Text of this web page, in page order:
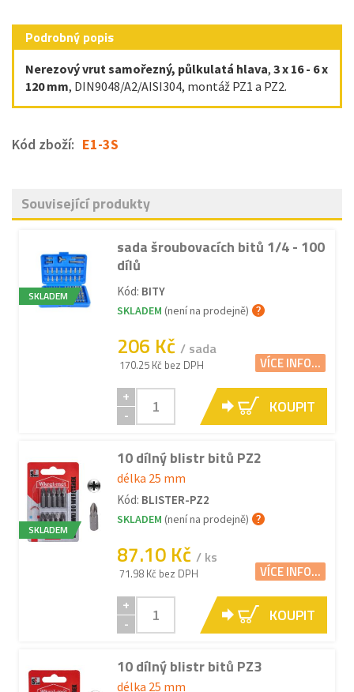
Podrobný popis
Nerezový vrut samořezný, půlkulatá hlava, 3 x 16 - 6 x
120 mm, DIN9048/A2/AISI304, montáž PZ1 a PZ2.
Kód zboží: E1-3S
Související produkty
SKLADEM
sada šroubovacích bitů 1/4 - 100
dílů
Kód: BITY
SKLADEM (není na prodejně)
206 Kč / sada
170.25 Kč bez DPH VÍCE INFO...
+
-
KOUPIT
SKLADEM
10 dílný blistr bitů PZ2
délka 25 mm
Kód: BLISTER-PZ2
SKLADEM (není na prodejně)
87.10 Kč / ks
71.98 Kč bez DPH VÍCE INFO...
+
-
KOUPIT
10 dílný blistr bitů PZ3
délka 25 mm